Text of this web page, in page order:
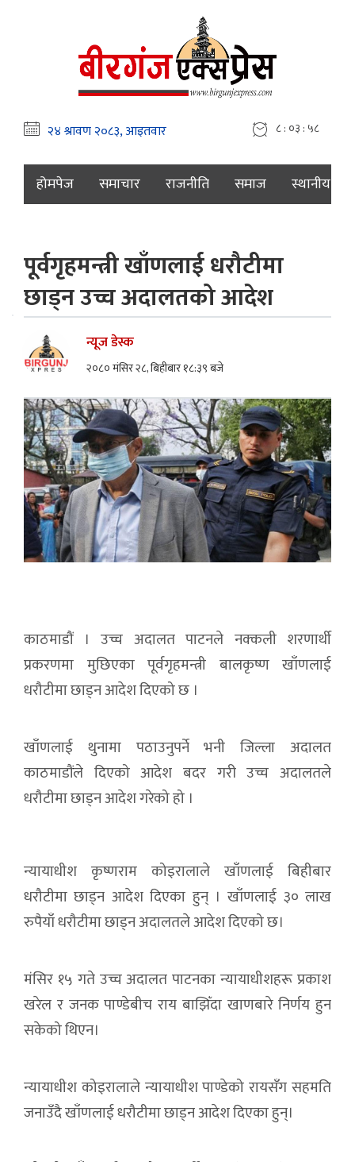
८ : ०३ : ५९
होमपेज समाचार राजनीति समाज स्थानीय
पूर्वगृहमन्त्री खाँणलाई धरौटीमा
छाड्न उच्च अदालतको आदेश
न्यूज डेस्क
२०८० मंसिर २८, बिहीबार १८:३९ बजे
काठमाडौं । उच्च अदालत पाटनले नक्कली शरणार्थी
प्रकरणमा मुछिएका पूर्वगृहमन्त्री बालकृष्ण खाँणलाई
धरौटीमा छाड्न आदेश दिएको छ ।
खाँणलाई थुनामा पठाउनुपर्ने भनी जिल्ला अदालत
काठमाडौंले दिएको आदेश बदर गरी उच्च अदालतले
धरौटीमा छाड्न आदेश गरेको हो ।
न्यायाधीश कृष्णराम कोइरालाले खाँणलाई बिहीबार
धरौटीमा छाड्न आदेश दिएका हुन् । खाँणलाई ३० लाख
रुपैयाँ धरौटीमा छाड्न अदालतले आदेश दिएको छ।
मंसिर १५ गते उच्च अदालत पाटनका न्यायाधीशहरू प्रकाश
खरेल र जनक पाण्डेबीच राय बाझिँदा खाणबारे निर्णय हुन
सकेको थिएन।
न्यायाधीश कोइरालाले न्यायाधीश पाण्डेको रायसँग सहमति
जनाउँदै खाँणलाई धरौटीमा छाड्न आदेश दिएका हुन्।